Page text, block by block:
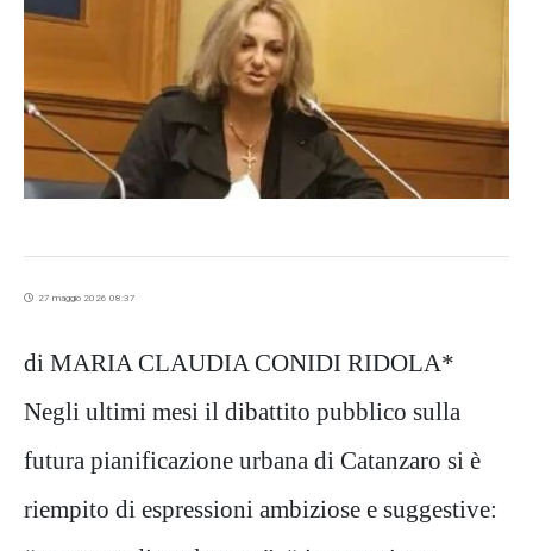
27 maggio 2026 08:37
di MARIA CLAUDIA CONIDI RIDOLA*
Negli ultimi mesi il dibattito pubblico sulla
futura pianificazione urbana di Catanzaro si è
riempito di espressioni ambiziose e suggestive: